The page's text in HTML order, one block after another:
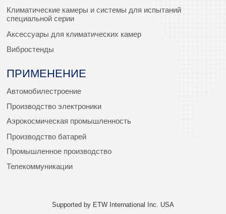
Климатические камеры и системы для испытаний
специальной серии
Аксессуары для климатических камер
Вибростенды
ПРИМЕНЕНИЕ
Автомобилестроение
Производство электроники
Аэрокосмическая промышленность
Производство батарей
Промышленное производство
Телекоммуникации
Supported by ETW International Inc. USA